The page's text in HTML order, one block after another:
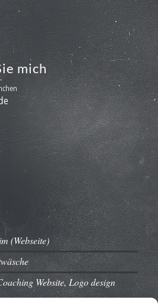
mich
(Webseite)
Website, Logo design